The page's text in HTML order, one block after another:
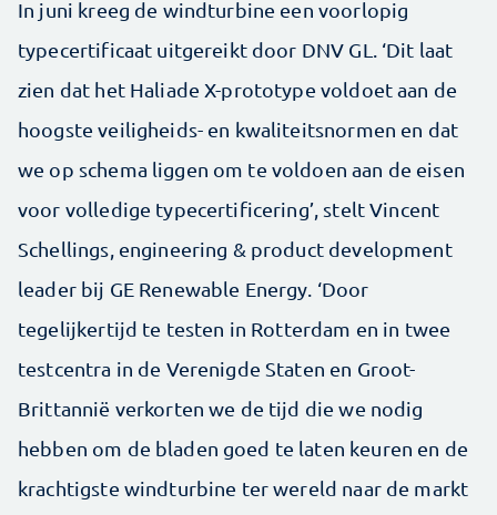
In juni kreeg de windturbine een voorlopig
typecertificaat uitgereikt door DNV GL. ‘Dit laat
zien dat het Haliade X-prototype voldoet aan de
hoogste veiligheids- en kwaliteitsnormen en dat
we op schema liggen om te voldoen aan de eisen
voor volledige typecertificering’, stelt Vincent
Schellings, engineering & product development
leader bij GE Renewable Energy. ‘Door
tegelijkertijd te testen in Rotterdam en in twee
testcentra in de Verenigde Staten en Groot-
Brittannië verkorten we de tijd die we nodig
hebben om de bladen goed te laten keuren en de
krachtigste windturbine ter wereld naar de markt